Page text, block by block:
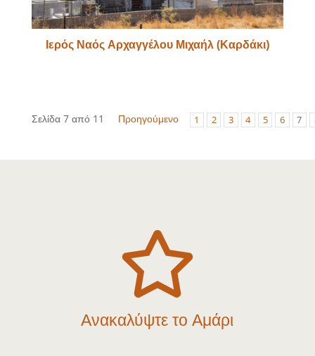
Ιερός Ναός Αρχαγγέλου Μιχαήλ (Καρδάκι)
Σελίδα 7 από 11 Προηγούμενο 1 2 3 4 5 6 7

Ανακαλύψτε το Αμάρι